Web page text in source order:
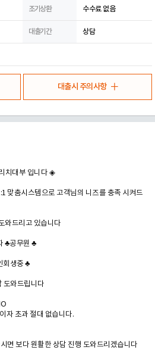
조기상환 수수료 없음
대출기간 상담
대출시 주의사항
치대부 입니다 ◈
맞춤시스템으로 고객님의 니즈를 충족 시켜드
와드리고 있습니다
♣공무원 ♣
회생중 ♣
도와드립니다
자 초과 절대 없습니다.
면 보다 원활한 상담 진행 도와드리겠습니다